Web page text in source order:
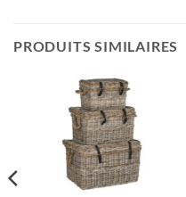
PRODUITS SIMILAIRES